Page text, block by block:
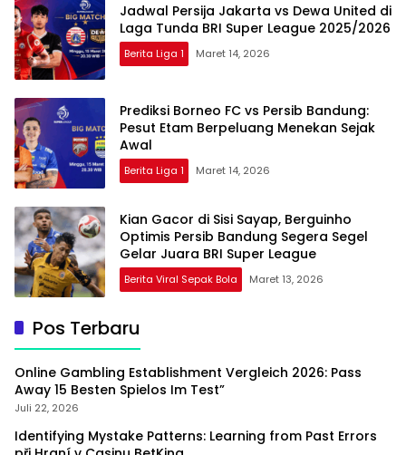
Jadwal Persija Jakarta vs Dewa United di
Laga Tunda BRI Super League 2025/2026
Berita Liga 1 Maret 14, 2026
Prediksi Borneo FC vs Persib Bandung:
Pesut Etam Berpeluang Menekan Sejak
Awal
Berita Liga 1 Maret 14, 2026
Kian Gacor di Sisi Sayap, Berguinho
Optimis Persib Bandung Segera Segel
Gelar Juara BRI Super League
Berita Viral Sepak Bola Maret 13, 2026
Pos Terbaru
Online Gambling Establishment Vergleich 2026: Pass
Away 15 Besten Spielos Im Test”
Juli 22, 2026
Identifying Mystake Patterns: Learning from Past Errors